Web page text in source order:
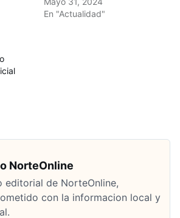
En "Actualidad"
NorteOnline
editorial de NorteOnline,
con la informacion local y